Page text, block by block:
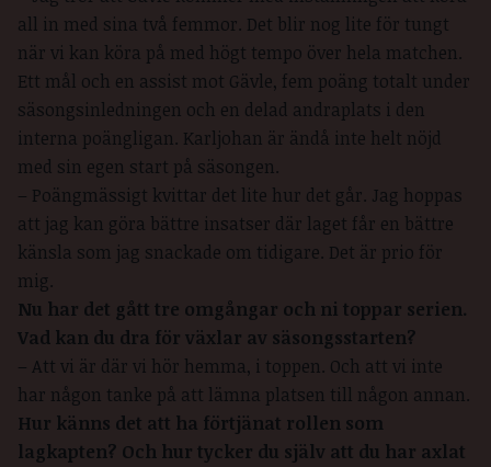
all in med sina två femmor. Det blir nog lite för tungt
när vi kan köra på med högt tempo över hela matchen.
Ett mål och en assist mot Gävle, fem poäng totalt under
säsongsinledningen och en delad andraplats i den
interna poängligan. Karljohan är ändå inte helt nöjd
med sin egen start på säsongen.
– Poängmässigt kvittar det lite hur det går. Jag hoppas
att jag kan göra bättre insatser där laget får en bättre
känsla som jag snackade om tidigare. Det är prio för
mig.
Nu har det gått tre omgångar och ni toppar serien.
Vad kan du dra för växlar av säsongsstarten?
– Att vi är där vi hör hemma, i toppen. Och att vi inte
har någon tanke på att lämna platsen till någon annan.
Hur känns det att ha förtjänat rollen som
lagkapten? Och hur tycker du själv att du har axlat